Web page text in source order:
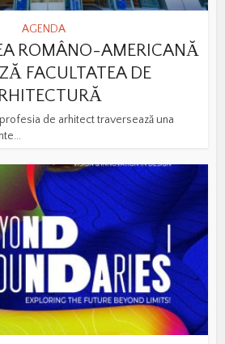
AGENDA
ROMÂNO-AMERICANĂ
FACULTATEA DE
de arhitect traversează una